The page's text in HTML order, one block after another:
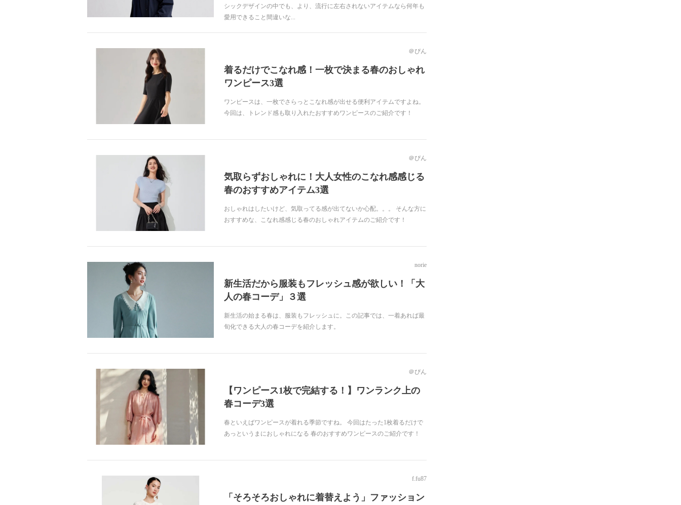
シックデザインの中でも、より、流行に左右されないアイテムなら何年も
愛用できること間違いな...
＠ぴん
着るだけでこなれ感！一枚で決まる春のおしゃれ
ワンピース3選
ワンピースは、一枚でさらっとこなれ感が出せる便利アイテムですよね。
今回は、トレンド感も取り入れたおすすめワンピースのご紹介です！
＠ぴん
気取らずおしゃれに！大人女性のこなれ感感じる
春のおすすめアイテム3選
おしゃれはしたいけど、気取ってる感が出てないか心配。。。 そんな方に
おすすめな、こなれ感感じる春のおしゃれアイテムのご紹介です！
norie
新生活だから服装もフレッシュ感が欲しい！「大
人の春コーデ」３選
新生活の始まる春は、服装もフレッシュに。この記事では、一着あれば最
旬化できる大人の春コーデを紹介します。
＠ぴん
【ワンピース1枚で完結する！】ワンランク上の
春コーデ3選
春といえばワンピースが着れる季節ですね。 今回はたった1枚着るだけで
あっというまにおしゃれになる 春のおすすめワンピースのご紹介です！
f.fu87
「そろそろおしゃれに着替えよう」ファッション